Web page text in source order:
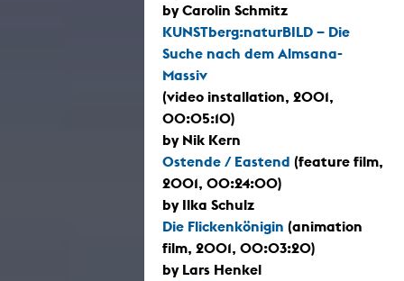
by Carolin Schmitz
KUNSTberg:naturBILD – Die
Suche nach dem Almsana-
Massiv
(video installation, 2001,
00:05:10)
by Nik Kern
Ostende / Eastend (feature film,
2001, 00:24:00)
by Ilka Schulz
Die Flickenkönigin (animation
film, 2001, 00:03:20)
by Lars Henkel